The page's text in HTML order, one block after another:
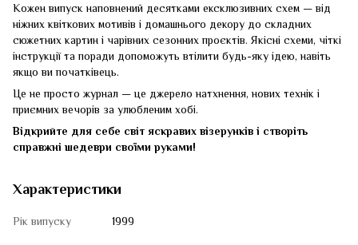
Кожен випуск наповнений десятками ексклюзивних схем — від
ніжних квіткових мотивів і домашнього декору до складних
сюжетних картин і чарівних сезонних проєктів. Якісні схеми, чіткі
інструкції та поради допоможуть втілити будь-яку ідею, навіть
якщо ви початківець.
Це не просто журнал — це джерело натхнення, нових технік і
приємних вечорів за улюбленим хобі.
Відкрийте для себе світ яскравих візерунків і створіть
справжні шедеври своїми руками!
Характеристики
Рік випуску 1999